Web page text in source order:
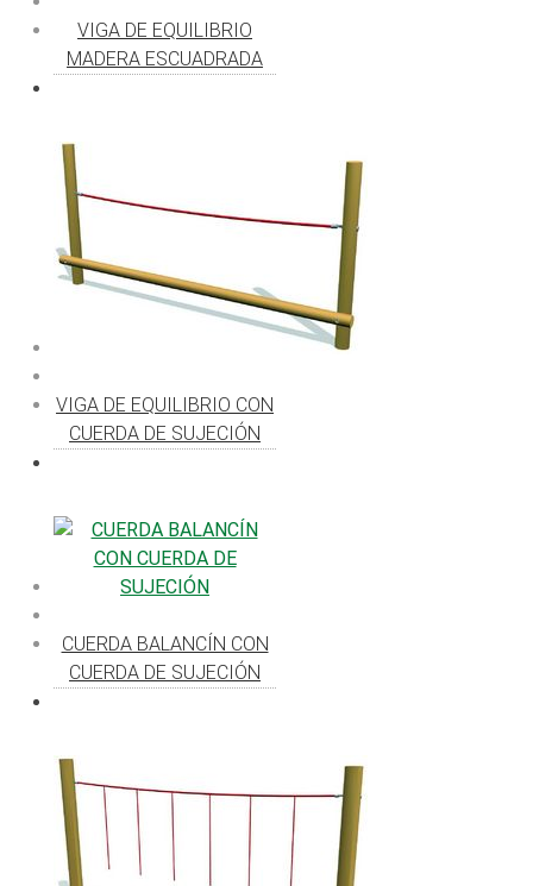
VIGA DE EQUILIBRIO
MADERA ESCUADRADA
VIGA DE EQUILIBRIO CON
CUERDA DE SUJECIÓN
CUERDA BALANCÍN CON
CUERDA DE SUJECIÓN